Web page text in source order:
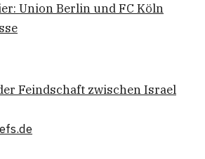
Union Berlin und FC Köln
Feindschaft zwischen Israel